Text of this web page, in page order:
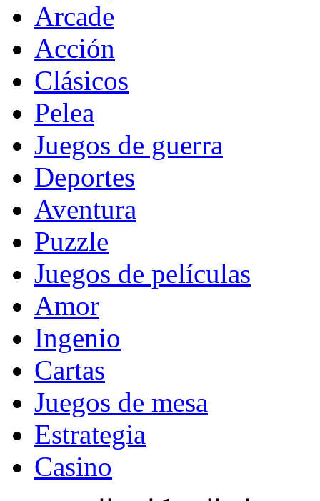
Arcade
Acción
Clásicos
Pelea
Juegos de guerra
Deportes
Aventura
Puzzle
Juegos de películas
Amor
Ingenio
Cartas
Juegos de mesa
Estrategia
Casino